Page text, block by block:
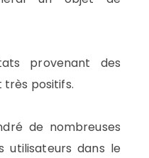
provenant des
très positifs.
de nombreuses
utilisateurs dans le